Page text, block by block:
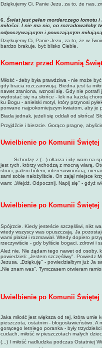
Dziękujemy Ci, Panie Jezu, za to, że nas,
6. Świat jest pełen morderczego
miłości. I nie ma nic, co rozradowałoby
odpoczywającym i pouczającym
Dziękujemy Ci, Panie Jezu, za to, że w
bardzo brakuje, być blisko Ciebie.
Komentarz przed Komunią
Miłość - żeby była prawdziwa - nie może
gdy bracia rozczarowują. Biedna jest ta
nawet zraniona, wznosi się. Gdy nie potrafi
wydostać się na słońce - lek na każdą
ku Bogu - anielski motyl, który przynosi
porwane najpokorniejszym kwiatom, aby je
Biada jednak, jeżeli się oddali od słońca!
Przyjdźcie i bierzcie. Gorąco pragnę,
Uwielbienie po Komunii Świętej
Schodzę z (...) ołtarza i idę wam na
jest tych, którzy wchodzą z mocną wiarą.
struci, paleni bólem, interesownością,
sami sobie nałożyliście. On zajął miejsce
wam: „Wejdź. Odpocznij. Napij się" - gdyż
Uwielbienie po Komunii Świętej
Spójrzcie. Kiedy jesteście szczęśliwi, nikt
wtedy wszyscy was opuszczają. Ja
wami płakał i rozmawiał. Wtedy dopiero
rzeczywiście - gdy byliście bogaci, zdrowi i
Ależ nie. Nie żądam tego nawet od osoby,
powiedzieli: „Jestem szczęśliwy". Powiedz
Jezusa. „Dziękuję" - powiedziałbym już Ja
„Nie znam was". Tymczasem otwieram
Uwielbienie po Komunii Świętej
Jaka miłość jest większa od tej, która umie
pieszczota, ostatnim - błogosławieństwo.
gorącego letniego poranka - były
cudach, miłość w pieszczotach małych
(...) I miłość nadludzka podczas Ostatniej